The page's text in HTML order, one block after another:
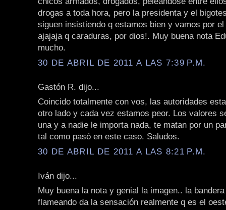
drogas a toda hora, pero la presidenta y el
siguen insistiendo q estamos bien y vamos por
ajajaja q caraduras, por dios!. Muy buena nota
mucho.
30 DE ABRIL DE 2011 A LAS 7:39 P.M.
Gastón R. dijo...
Coincido totalmente con vos, las autoridades
otro lado y cada vez estamos peor. Los valores
una y a nadie le importa nada, te matan por un
tal como pasó en este caso. Saludos.
30 DE ABRIL DE 2011 A LAS 8:21 P.M.
Iván dijo...
Muy buena la nota y genial la imagen.. la
flameando da la sensación realmente q es el